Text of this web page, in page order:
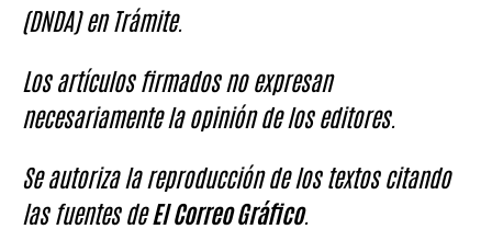
(DNDA) en Trámite.
Los artículos firmados no expresan
necesariamente la opinión de los editores.
Se autoriza la reproducción de los textos citando
las fuentes deEl Correo Gráfico.